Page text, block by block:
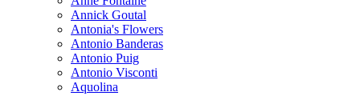
Annick Goutal
Antonia's Flowers
Antonio Banderas
Antonio Puig
Antonio Visconti
Aquolina